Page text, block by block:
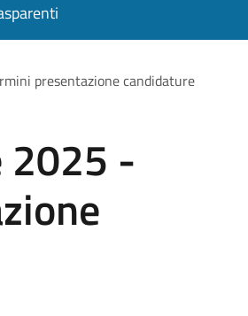
presentazione candidature
2025 -